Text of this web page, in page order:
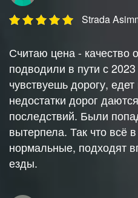
Strada
Считаю цена - качество
подводили в пути с
чувствуешь дорогу,
недостатки дорог
последствий. Были
вытерпела. Так что всё
нормальные, подходят
езды.